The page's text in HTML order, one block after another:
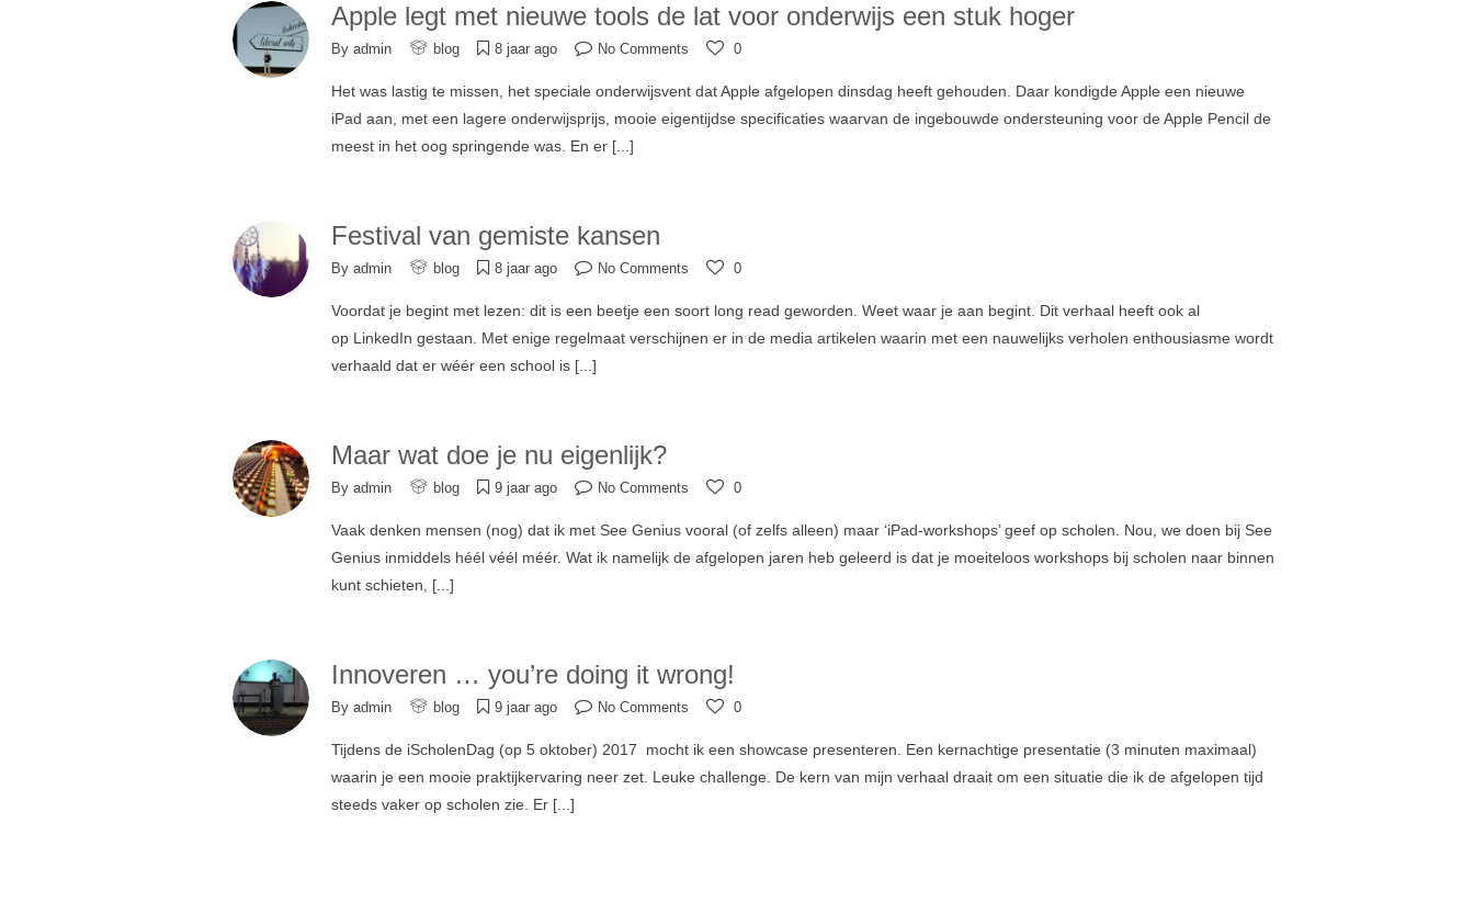
Maar wat doe je nu eigenlijk?
Innoveren … you’re doing it wrong!
Tags
See Genius Lab
blog
nieuws
Apple legt met nieuwe tools de lat voor onderwijs een stuk hoger
By admin blog 8 jaar ago No Comments 0
Het was lastig te missen, het speciale onderwijsvent dat Apple afgelopen dinsdag heeft gehouden. Daar kondigde Apple een nieuwe
iPad aan, met een lagere onderwijsprijs, mooie eigentijdse specificaties waarvan de ingebouwde ondersteuning voor de Apple Pencil de
meest in het oog springende was. En er [...]
Festival van gemiste kansen
By admin blog 8 jaar ago No Comments 0
Voordat je begint met lezen: dit is een beetje een soort long read geworden. Weet waar je aan begint. Dit verhaal heeft ook al
op LinkedIn gestaan. Met enige regelmaat verschijnen er in de media artikelen waarin met een nauwelijks verholen enthousiasme wordt
verhaald dat er wéér een school is [...]
Maar wat doe je nu eigenlijk?
By admin blog 9 jaar ago No Comments 0
Vaak denken mensen (nog) dat ik met See Genius vooral (of zelfs alleen) maar ‘iPad-workshops’ geef op scholen. Nou, we doen bij See
Genius inmiddels héél véél méér. Wat ik namelijk de afgelopen jaren heb geleerd is dat je moeiteloos workshops bij scholen naar binnen
kunt schieten,
[...]
Innoveren … you’re doing it wrong!
By admin blog 9 jaar ago No Comments 0
Tijdens de iScholenDag (op 5 oktober) 2017 mocht ik een showcase presenteren. Een kernachtige presentatie (3 minuten maximaal)
waarin je een mooie praktijkervaring neer zet. Leuke challenge. De kern van mijn verhaal draait om een situatie die ik de afgelopen tijd
steeds vaker op scholen zie. Er [...]